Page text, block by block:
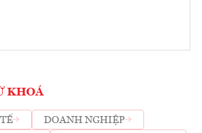
KHOÁ
DOANH NGHIỆP